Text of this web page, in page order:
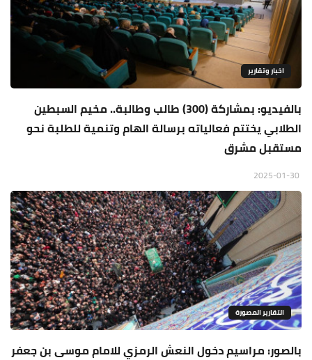
اخبار وتقارير
بالفيديو: بمشاركة (300) طالب وطالبة.. مخيم السبطين
الطلابي يختتم فعالياته برسالة الهام وتنمية للطلبة نحو
مستقبل مشرق
التقارير المصورة
بالصور: مراسيم دخول النعش الرمزي للامام موسى بن جعفر